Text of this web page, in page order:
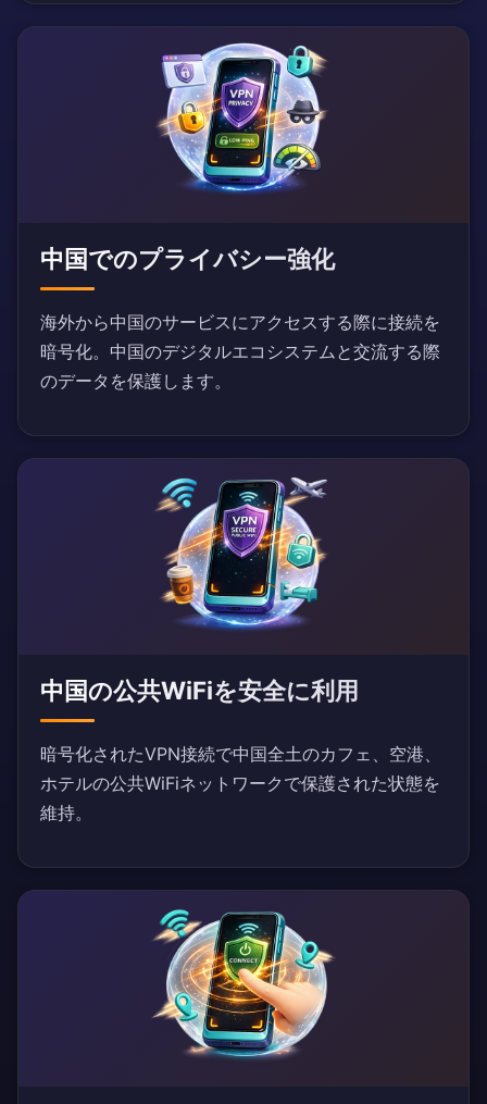
中国でのプライバシー強化
海外から中国のサービスにアクセスする際に接続を
暗号化。中国のデジタルエコシステムと交流する際
のデータを保護します。
中国の公共WiFiを安全に利用
暗号化されたVPN接続で中国全土のカフェ、空港、
ホテルの公共WiFiネットワークで保護された状態を
維持。